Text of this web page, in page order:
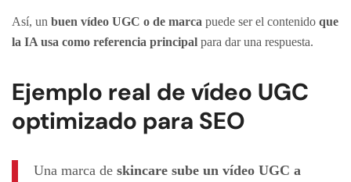
Así, un buen vídeo UGC o de marca puede ser el contenido que
la IA usa como referencia principal para dar una respuesta.
Ejemplo real de vídeo UGC
optimizado para SEO
Una marca de skincare sube un vídeo UGC a